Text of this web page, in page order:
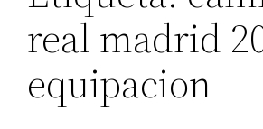
real madrid
equipacion